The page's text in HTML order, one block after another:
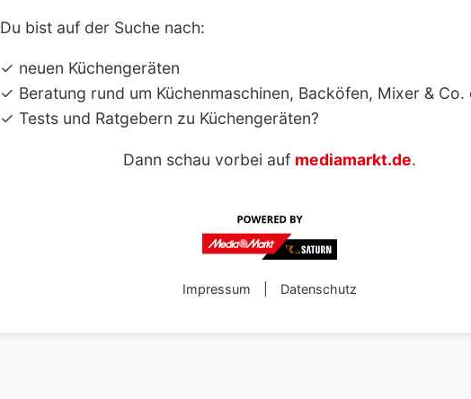
Du bist auf der Suche nach:
✓ neuen Küchengeräten
✓ Beratung rund um Küchenmaschinen, Backöfen, Mixer & Co.
✓ Tests und Ratgebern zu Küchengeräten?
Dann schau vorbei auf mediamarkt.de.
Impressum Datenschutz